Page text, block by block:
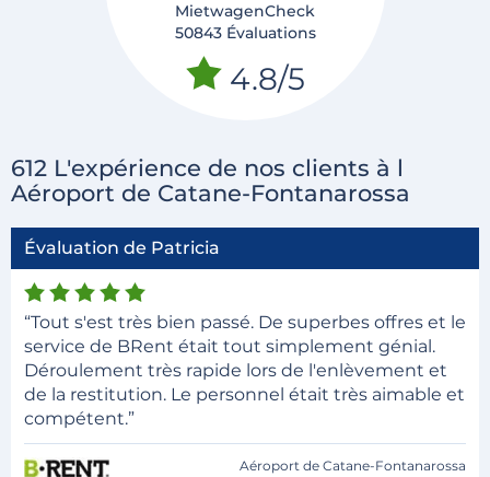
MietwagenCheck
50843 Évaluations
4.8/5
612 L'expérience de nos clients à l
Aéroport de Catane-Fontanarossa
Évaluation de Patricia
“Tout s'est très bien passé. De superbes offres et le
service de BRent était tout simplement génial.
Déroulement très rapide lors de l'enlèvement et
de la restitution. Le personnel était très aimable et
compétent.”
Aéroport de Catane-Fontanarossa